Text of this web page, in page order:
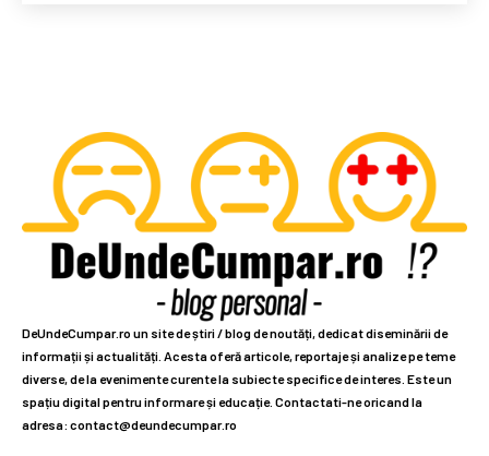
DeUndeCumpar.ro un site de știri / blog de noutăți, dedicat diseminării de
informații și actualități. Acesta oferă articole, reportaje și analize pe teme
diverse, de la evenimente curente la subiecte specifice de interes. Este un
spațiu digital pentru informare și educație. Contactati-ne oricand la
adresa: contact@deundecumpar.ro